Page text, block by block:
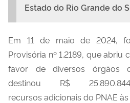
Estado do Rio Grande do
Em 11 de maio de 2024,
Provisória nº 1.2189, que abriu
favor de diversos órgãos
destinou R$
recursos adicionais do PNAE